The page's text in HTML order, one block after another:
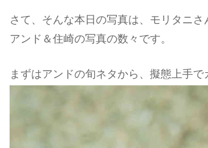
さて、そんな本日の写真は、モリタニ
アンド＆住崎の写真の数々です。
まずはアンドの旬ネタから、擬態上手で